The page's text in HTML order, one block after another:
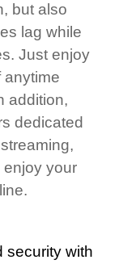
but also
lag while
Just enjoy
anytime
addition,
dedicated
your